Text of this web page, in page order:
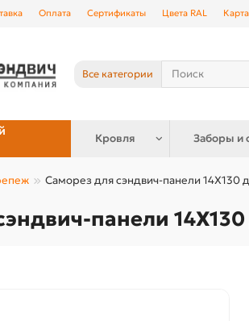
Оплата Сертификаты Цвета RAL
Все категории
Кровля Заборы и
Саморез для сэндвич-панели 14X130
панели